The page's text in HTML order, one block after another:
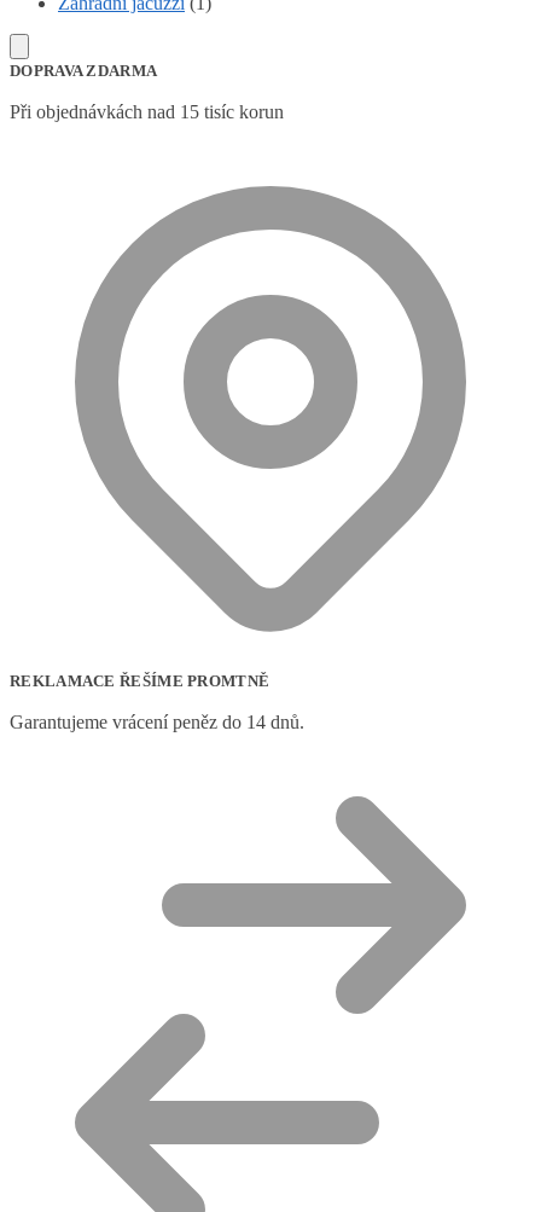
DOPRAVA ZDARMA
Při objednávkách nad 15 tisíc korun
REKLAMACE ŘEŠÍME PROMTNĚ
Garantujeme vrácení peněz do 14 dnů.